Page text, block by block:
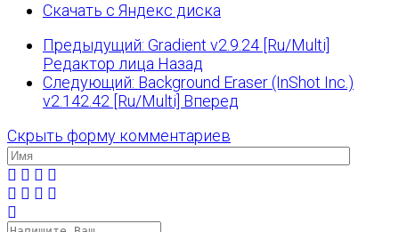
Скачать с Яндекс диска
Предыдущий: Gradient v2.9.24 [Ru/Multi]
Редактор лица Назад
Следующий: Background Eraser (InShot Inc.)
v2.142.42 [Ru/Multi] Вперед
Скрыть форму комментариев